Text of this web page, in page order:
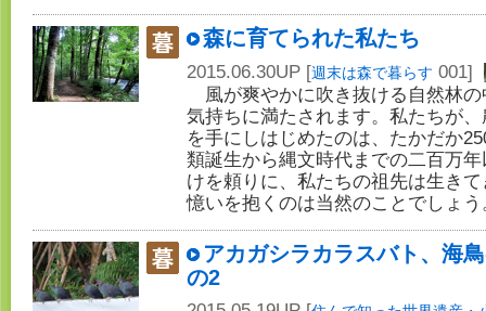
森に育てられた私たち
2015.06.30UP [週末は森で暮らす 001]
風が爽やかに吹き抜ける自然林
気持ちに満たされます。私たちが
を手にしはじめたのは、たかだか
類誕生から縄文時代までの二百万
けを頼りに、私たちの祖先は生き
憶いを抱くのは当然のことでしょ
アカガシラカラスバト、海
の2